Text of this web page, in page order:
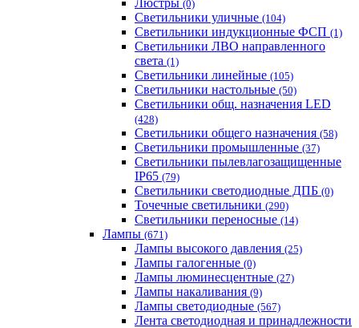
(0)
Светильники уличные (104)
Светильники индукционные ФСП (1)
Светильники ЛВО направленного
света (1)
Светильники линейные (105)
Светильники настольные (50)
Светильники общ. назначения LED
(428)
Светильники общего назначения (58)
Светильники промышленные (37)
Светильники пылевлагозащищенные
IP65 (79)
Светильники светодиодные ДПБ (0)
Точечные светильники (290)
Светильники переносные (14)
Лампы (671)
Лампы высокого давления (25)
Лампы галогенные (0)
Лампы люминесцентные (27)
Лампы накаливания (9)
Лампы светодиодные (567)
Лента светодиодная и принадлежности